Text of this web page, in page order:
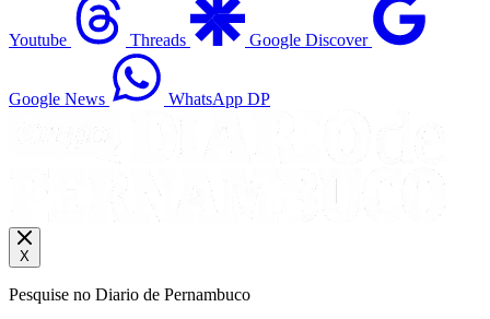
Youtube Threads Google Discover
Google News WhatsApp DP
X
Pesquise no Diario de Pernambuco